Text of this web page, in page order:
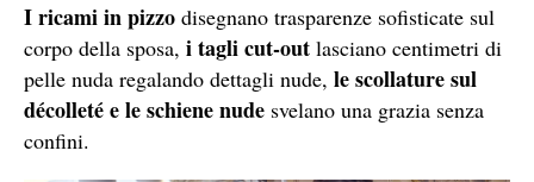
I ricami in pizzo disegnano trasparenze sofisticate sul
corpo della sposa, i tagli cut-out lasciano centimetri di
pelle nuda regalando dettagli nude, le scollature sul
décolleté e le schiene nude svelano una grazia senza
confini.